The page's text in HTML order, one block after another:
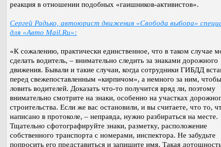
реакция в отношении подобных «гаишников-активистов».
Сергей Радько, автоюрист движения «Свобода выбора»
для «Авто Mail.Ru»:
«К сожалению, практически единственное, что в таком случае
сделать водитель, – внимательно следить за знаками дорожного
движения. Бывали и такие случаи, когда сотрудники ГИБДД
перед свежепоставленным «кирпичом», а немного за ним,
ловить водителей. Доказать что-то получится вряд ли, поэтому
внимательно смотрите на знаки, особенно на участках
строительства. Если же вас остановили, и вы считаете, что то,
написано в протоколе, – неправда, нужно разбираться на месте.
Тщательно сфотографируйте знаки, разметку, расположение
собственного транспорта с номерами, инспектора. Не забудьте
попросить его представиться и запишите имя. Такая